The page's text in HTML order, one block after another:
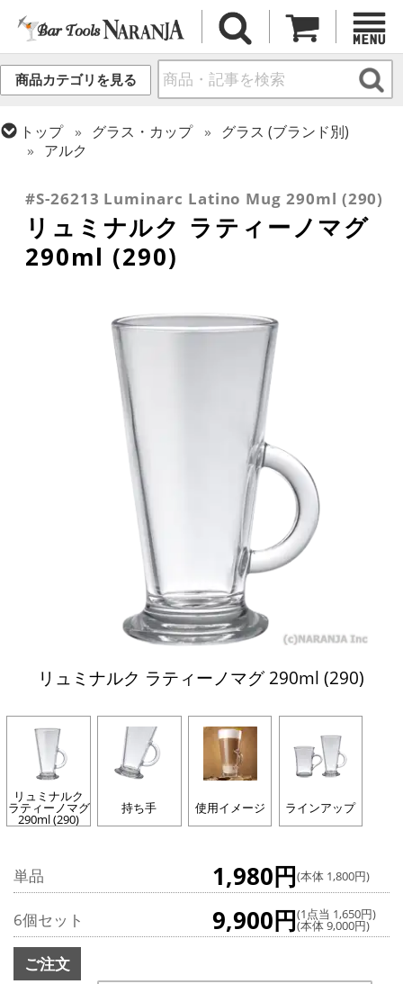
商品カテゴリを見る
トップ グラス・カップ
グラス (ブランド別)
アルク
ホットカクテル
#S-26213 Luminarc Latino Mug 290ml (290)
リュミナルク ラティーノマグ
290ml (290)
リュミナルク ラティーノマグ 290ml (290)
リュミナルク
ラティーノマグ
290ml (290)
持ち手 使用イメージ ラインアップ
単品 1,980円(本体 1,800円)
6個セット 9,900円(1点当 1,650円)
(本体 9,000円)
ご注文